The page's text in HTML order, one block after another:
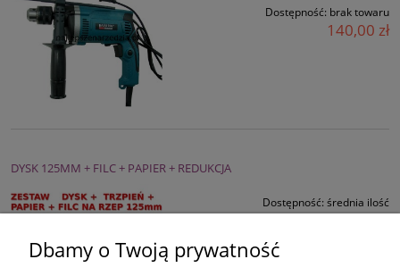
Dostępność: brak towaru
140,00 zł
DYSK 125MM + FILC + PAPIER + REDUKCJA
Dostępność: średnia ilość
Wysyłka w:24 godziny
Dbamy o Twoją prywatność